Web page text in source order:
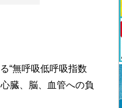
“無呼吸低呼吸指数
臓、脳、血管への負